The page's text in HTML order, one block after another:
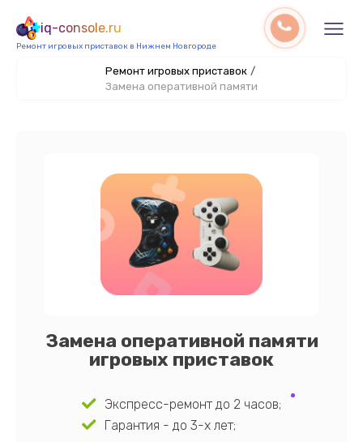
iq-console.ru
Ремонт игровых приставок в Нижнем Новгороде
Ремонт игровых приставок /
Замена оперативной памяти
Замена оперативной памяти
игровых приставок
Экспресс-ремонт до 2 часов;
Гарантия - до 3-х лет;